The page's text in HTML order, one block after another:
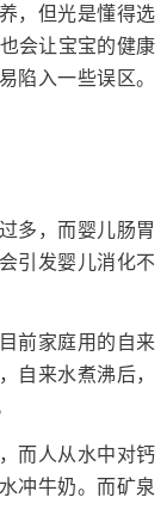
，但光是懂得选
会让宝宝的健康
陷入一些误区。
多，而婴儿肠胃
引发婴儿消化不
前家庭用的自来
自来水煮沸后，
而人从水中对钙
冲牛奶。而矿泉